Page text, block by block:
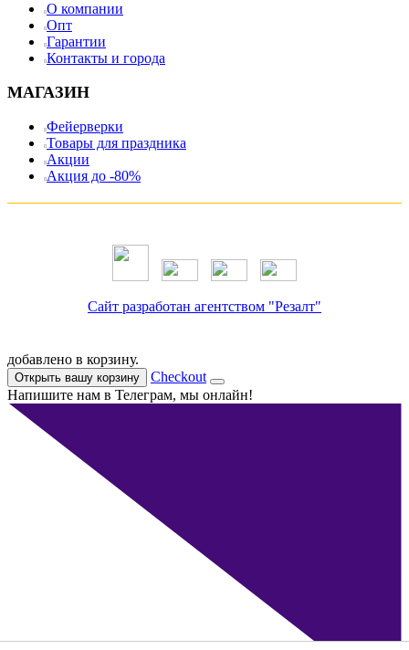
О компании
Опт
Гарантии
Контакты и города
МАГАЗИН
Фейерверки
Товары для праздника
Акции
Акция до -80%
Сайт разработан агентством "Резалт"
добавлено в корзину.
Открыть вашу корзину
Checkout
Напишите нам в Телеграм, мы онлайн!